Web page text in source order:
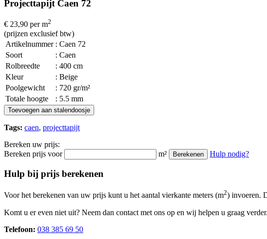
Projecttapijt Caen 72
€ 23,90 per m2
(prijzen exclusief btw)
Artikelnummer : Caen 72
Soort
: Caen
Rolbreedte
: 400 cm
Kleur
: Beige
Poolgewicht
: 720 gr/m²
Totale hoogte
: 5.5 mm
Toevoegen aan stalendoosje
Tags: caen, projecttapijt
Bereken uw prijs:
Bereken prijs voor
m² Berekenen Hulp nodig?
Hulp bij prijs berekenen
Voor het berekenen van uw prijs kunt u het aantal vierkante meters (m2) invoeren.
Komt u er even niet uit? Neem dan contact met ons op en wij helpen u graag verder.
Telefoon: 038 385 69 50